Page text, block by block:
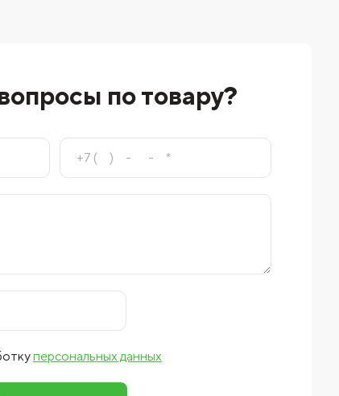
по товару?
персональных данных